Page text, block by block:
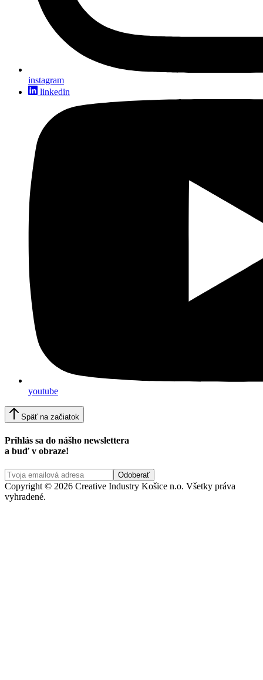
instagram
linkedin
youtube
Späť na začiatok
Prihlás sa do nášho newslettera
a buď v obraze!
Copyright © 2026 Creative Industry Košice n.o. Všetky práva
vyhradené.